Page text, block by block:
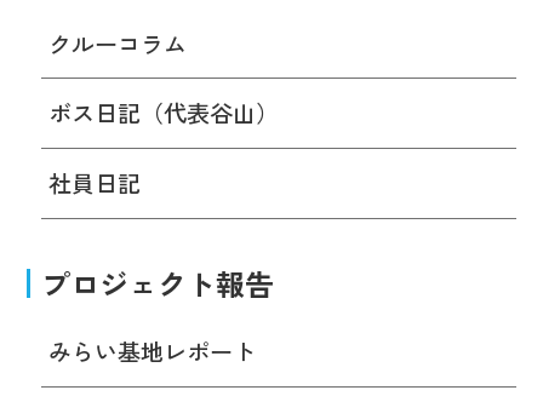
クルーコラム
ボス日記（代表谷山）
社員日記
プロジェクト報告
みらい基地レポート